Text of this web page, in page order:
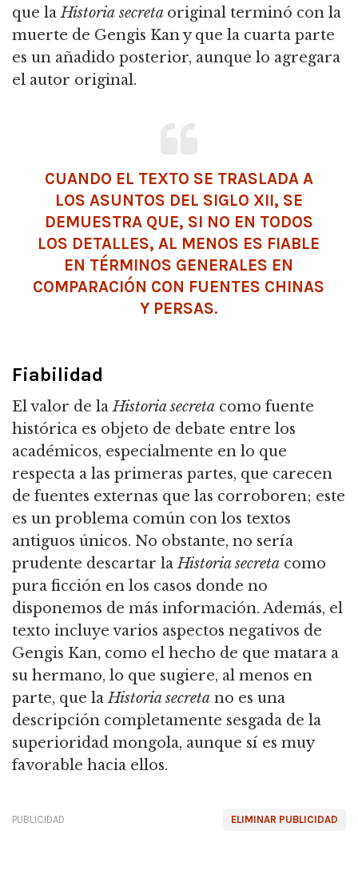
que laHistoria secreta original terminó con la
muerte de Gengis Kan y que la cuarta parte
es un añadido posterior, aunque lo agregara
el autor original.
CUANDO EL TEXTO SE TRASLADA A
LOS ASUNTOS DEL SIGLO XII, SE
DEMUESTRA QUE, SI NO EN TODOS
LOS DETALLES, AL MENOS ES FIABLE
EN TÉRMINOS GENERALES EN
COMPARACIÓN CON FUENTES CHINAS
Y PERSAS.
Fiabilidad
El valor de laHistoria secreta como fuente
histórica es objeto de debate entre los
académicos, especialmente en lo que
respecta a las primeras partes, que carecen
de fuentes externas que las corroboren; este
es un problema común con los textos
antiguos únicos. No obstante, no sería
prudente descartar laHistoria secreta como
pura ficción en los casos donde no
disponemos de más información. Además, el
texto incluye varios aspectos negativos de
Gengis Kan, como el hecho de que matara a
su hermano, lo que sugiere, al menos en
parte, que laHistoria secreta no es una
descripción completamente sesgada de la
superioridad mongola, aunque sí es muy
favorable hacia ellos.
ELIMINAR PUBLICIDAD
PUBLICIDAD